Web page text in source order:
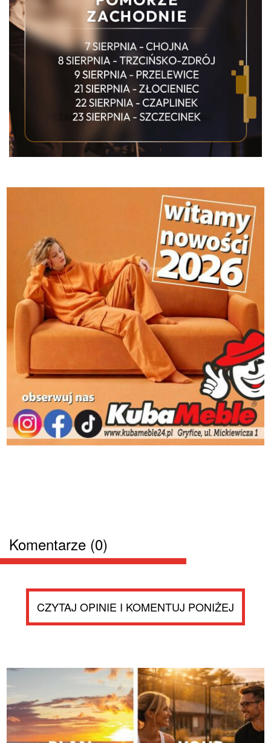
Komentarze (0)
CZYTAJ OPINIE I KOMENTUJ PONIŻEJ